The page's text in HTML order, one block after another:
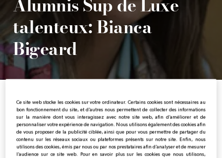
FR
Alumnis Sup de Luxe
talenteux: Bianca
Bigeard
Ce site web stocke les cookies sur votre ordinateur. Certains cookies sont nécessaires au
bon fonctionnement du site, et d’autres nous permettent de collecter des informations
sur la manière dont vous interagissez avec notre site web, afin d’améliorer et de
personnaliser votre expérience de navigation. Nous utilisons également des cookies afin
de vous proposer de la publicité ciblée, ainsi que pour vous permettre de partager du
contenu sur les réseaux sociaux ou plateformes présents sur notre site. Enfin, nous
utilisons des cookies, émis par nous ou par nos prestataires afin d’analyser et de mesurer
l’audience sur ce site web. Pour en savoir plus sur les cookies que nous utilisons,